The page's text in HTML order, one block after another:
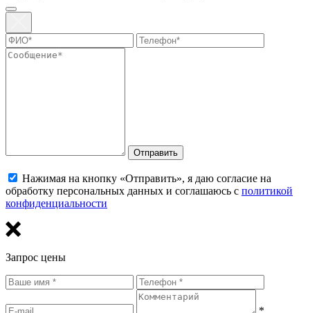
Отправить
Нажимая на кнопку «Отправить», я даю согласие на
обработку персональных данных и соглашаюсь с политикой
конфиденциальности
Запрос цены
*